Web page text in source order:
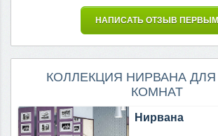
НАПИСАТЬ ОТЗЫВ ПЕРВЫМ
КОЛЛЕКЦИЯ НИРВАНА ДЛЯ
КОМНАТ
Нирвана